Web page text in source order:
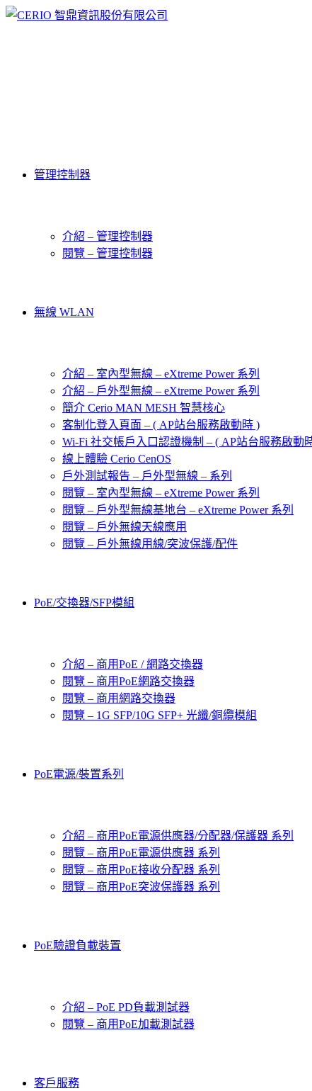
管理控制器
介紹 – 管理控制器
閱覽 – 管理控制器
無線 WLAN
介紹 – 室內型無線 – eXtreme Power 系列
介紹 – 戶外型無線 – eXtreme Power 系列
簡介 Cerio MAN MESH 智慧核心
客制化登入頁面 – ( AP站台服務啟動時 )
Wi-Fi 社交帳戶入口認證機制 – ( AP站台服務啟動
線上體驗 Cerio CenOS
戶外測試報告 – 戶外型無線 – 系列
閱覽 – 室內型無線 – eXtreme Power 系列
閱覽 – 戶外型無線基地台 – eXtreme Power 系列
閱覽 – 戶外無線天線應用
閱覽 – 戶外無線用線/突波保護/配件
PoE/交換器/SFP模組
介紹 – 商用PoE / 網路交換器
閱覽 – 商用PoE網路交換器
閱覽 – 商用網路交換器
閱覽 – 1G SFP/10G SFP+ 光纖/銅纜模組
PoE電源/裝置系列
介紹 – 商用PoE電源供應器/分配器/保護器 系列
閱覽 – 商用PoE電源供應器 系列
閱覽 – 商用PoE接收分配器 系列
閱覽 – 商用PoE突波保護器 系列
PoE驗證負載裝置
介紹 – PoE PD負載測試器
閱覽 – 商用PoE加載測試器
客戶服務